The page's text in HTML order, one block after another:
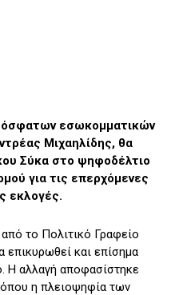
εσωκομματικών
Μιχαηλίδης, θα
Σύκα στο ψηφοδέλτιο
για τις επερχόμενες
εκλογές.
το Πολιτικό Γραφείο
επικυρωθεί και επίσημα
Η αλλαγή αποφασίστηκε
η πλειοψηφία των